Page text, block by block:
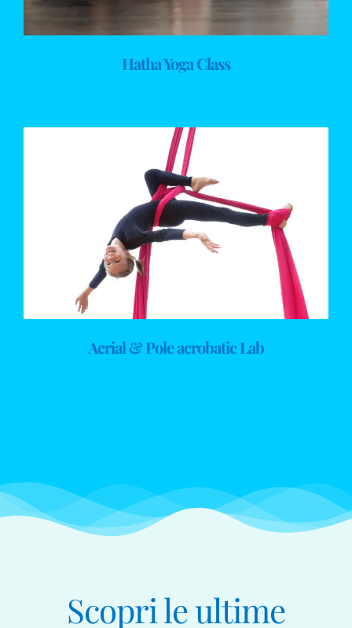
Hatha Yoga Class
Aerial & Pole acrobatic Lab
Scopri le ultime